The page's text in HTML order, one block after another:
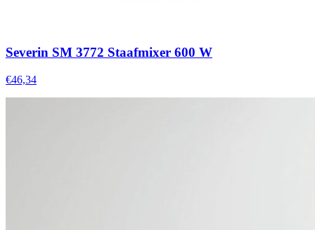
Severin SM 3772 Staafmixer 600 W
€46,34